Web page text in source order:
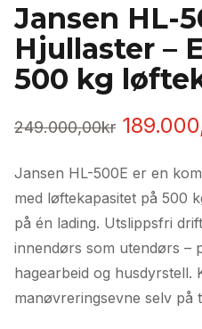
Jansen HL-
Hjullaster –
500 kg
249.000,00kr
var:
Jansen HL-500E er en
med løftekapasitet på 500
på én lading. Utslippsfri
innendørs som utendørs –
hagearbeid og husdyrstell.
manøvreringsevne selv på